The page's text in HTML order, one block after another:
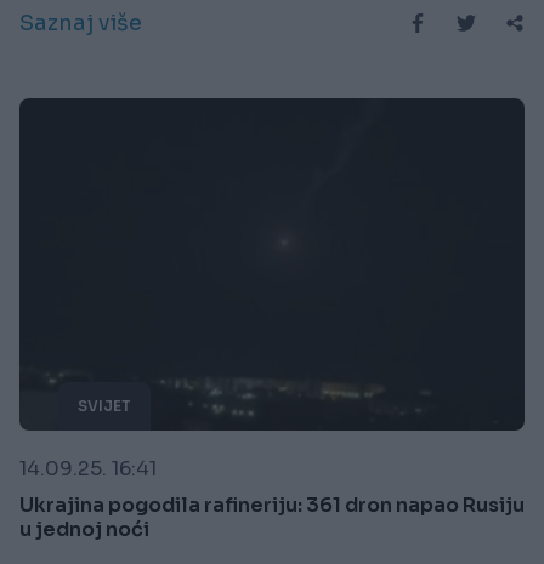
Saznaj više
SVIJET
14.09.25. 16:41
Ukrajina pogodila rafineriju: 361 dron napao Rusiju
u jednoj noći